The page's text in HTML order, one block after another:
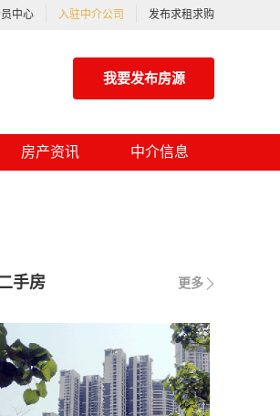
中心 入驻中介公司 发布求租求购
我要发布房源
房产资讯 中介信息
更多
手房